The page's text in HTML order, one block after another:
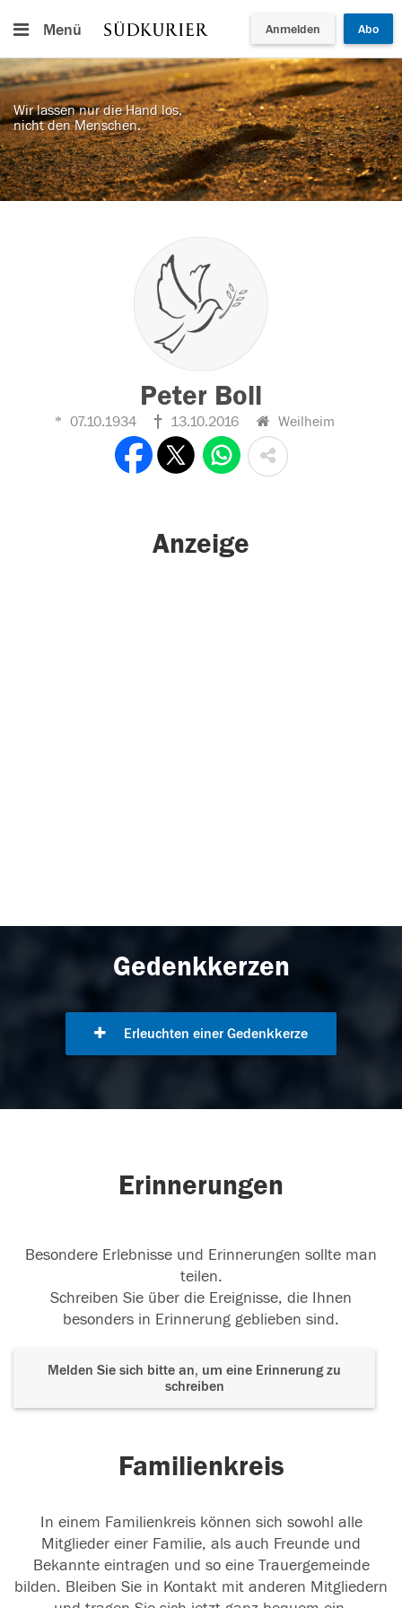
Menü Anmelden Abo
Wir lassen nur die Hand los,
nicht den Menschen.
Peter Boll
07.10.1934 13.10.2016 Weilheim
Anzeige
Gedenkkerzen
Erleuchten einer Gedenkkerze
Erinnerungen
Besondere Erlebnisse und Erinnerungen sollte man
teilen.
Schreiben Sie über die Ereignisse, die Ihnen
besonders in Erinnerung geblieben sind.
Melden Sie sich bitte an, um eine Erinnerung zu
schreiben
Familienkreis
In einem Familienkreis können sich sowohl alle
Mitglieder einer Familie, als auch Freunde und
Bekannte eintragen und so eine Trauergemeinde
bilden. Bleiben Sie in Kontakt mit anderen Mitgliedern